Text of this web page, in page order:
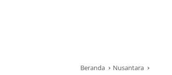
Beranda Nusantara